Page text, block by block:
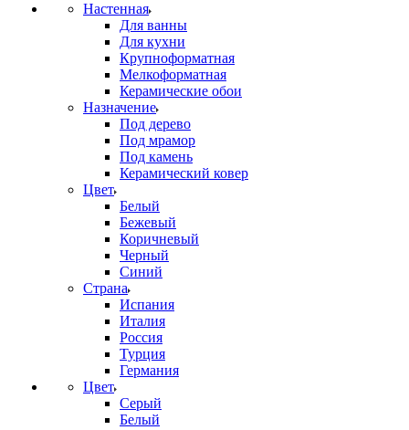
Настенная
Для ванны
Для кухни
Крупноформатная
Мелкоформатная
Керамические обои
Назначение
Под дерево
Под мрамор
Под камень
Керамический ковер
Цвет
Белый
Бежевый
Коричневый
Черный
Синий
Страна
Испания
Италия
Россия
Турция
Германия
Цвет
Серый
Белый